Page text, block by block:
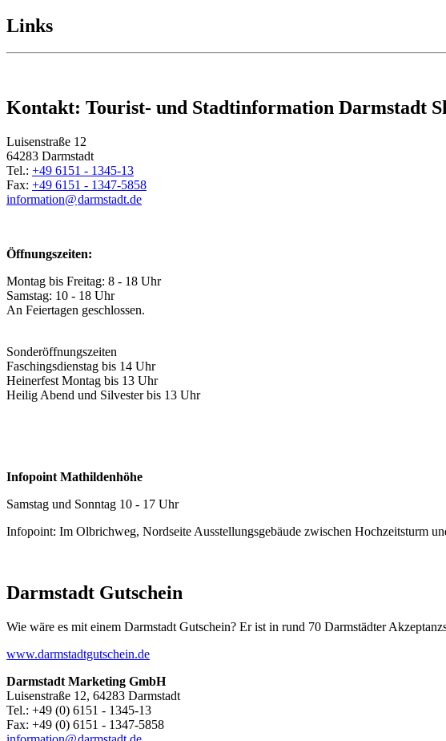
Links
Kontakt: Tourist- und Stadtinformation Darmstadt
Luisenstraße 12
64283 Darmstadt
Tel.: +49 6151 - 1345-13
Fax: +49 6151 - 1347-5858
information@darmstadt.de
Öffnungszeiten:
Montag bis Freitag: 8 - 18 Uhr
Samstag: 10 - 18 Uhr
An Feiertagen geschlossen.
Sonderöffnungszeiten
Faschingsdienstag bis 14 Uhr
Heinerfest Montag bis 13 Uhr
Heilig Abend und Silvester bis 13 Uhr
Infopoint Mathildenhöhe
Samstag und Sonntag 10 - 17 Uhr
Infopoint: Im Olbrichweg, Nordseite Ausstellungsgebäude zwischen Hochzeitsturm
Darmstadt Gutschein
Wie wäre es mit einem Darmstadt Gutschein? Er ist in rund 70 Darmstädter
www.darmstadtgutschein.de
Darmstadt Marketing GmbH
Luisenstraße 12, 64283 Darmstadt
Tel.: +49 (0) 6151 - 1345-13
Fax: +49 (0) 6151 - 1347-5858